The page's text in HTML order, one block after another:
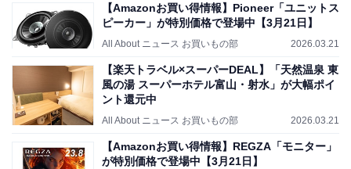
【Amazonお買い得情報】Pioneer「ユニットス
ピーカー」が特別価格で登場中【3月21日】
All About ニュース お買いもの部 2026.03.21
【楽天トラベル×スーパーDEAL】「天然温泉 東
風の湯 スーパーホテル富山・射水」が大幅ポイ
ント還元中
All About ニュース お買いもの部 2026.03.21
【Amazonお買い得情報】REGZA「モニター」
が特別価格で登場中【3月21日】